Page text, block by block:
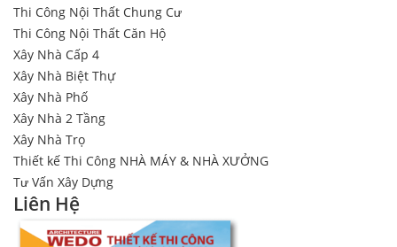
Thi Công Nội Thất Chung Cư
Thi Công Nội Thất Căn Hộ
Xây Nhà Cấp 4
Xây Nhà Biệt Thự
Xây Nhà Phố
Xây Nhà 2 Tầng
Xây Nhà Trọ
Thiết kế Thi Công NHÀ MÁY & NHÀ XƯỞNG
Tư Vấn Xây Dựng
Liên Hệ